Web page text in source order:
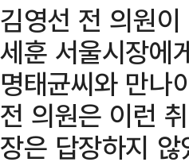
김영선 전 의원
세훈 서울시장에
명태균씨와 만나
전 의원은 이런
장은 답장하지